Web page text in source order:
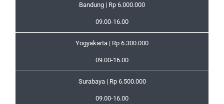
Bandung | Rp 6.000.000
09.00-16.00
Yogyakarta | Rp 6.300.000
09.00-16.00
Surabaya | Rp 6.500.000
09.00-16.00